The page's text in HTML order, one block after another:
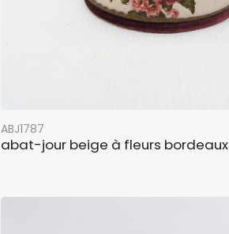
ABJ1787
abat-jour beige à fleurs bordeaux